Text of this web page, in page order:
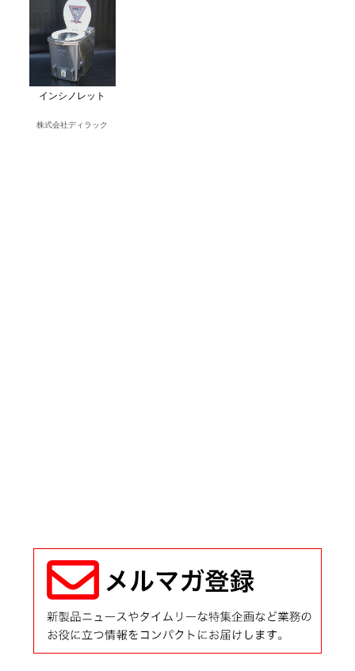
インシノレット
株式会社ディラック